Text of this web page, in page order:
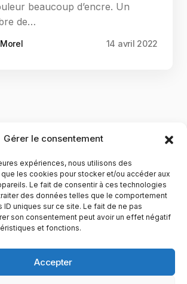
Gérer le consentement
expériences, nous utilisons des
les cookies pour stocker et/ou accéder aux
Le fait de consentir à ces technologies
des données telles que le comportement
ID uniques sur ce site. Le fait de ne pas
son consentement peut avoir un effet négatif
et fonctions.
Accepter
beaucoup d’encre. Un
de…
14 avril 2022
français dédié aux nouvelles
culture geek et au numérique. Fondé par
et de la science, avec une approche